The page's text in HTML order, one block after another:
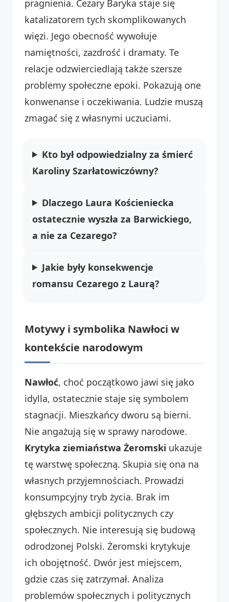
pragnienia. Cezary Baryka staje się
katalizatorem tych skomplikowanych
więzi. Jego obecność wywołuje
namiętności, zazdrość i dramaty. Te
relacje odzwierciedlają także szersze
problemy społeczne epoki. Pokazują one
konwenanse i oczekiwania. Ludzie muszą
zmagać się z własnymi uczuciami.
Kto był odpowiedzialny za śmierć
Karoliny Szarłatowiczówny?
Dlaczego Laura Kościeniecka
ostatecznie wyszła za Barwickiego,
a nie za Cezarego?
Jakie były konsekwencje
romansu Cezarego z Laurą?
Motywy i symbolika Nawłoci w
kontekście narodowym
Nawłoć, choć początkowo jawi się jako
idylla, ostatecznie staje się symbolem
stagnacji. Mieszkańcy dworu są bierni.
Nie angażują się w sprawy narodowe.
Krytyka ziemiaństwa Żeromski ukazuje
tę warstwę społeczną. Skupia się ona na
własnych przyjemnościach. Prowadzi
konsumpcyjny tryb życia. Brak im
głębszych ambicji politycznych czy
społecznych. Nie interesują się budową
odrodzonej Polski. Żeromski krytykuje
ich obojętność. Dwór jest miejscem,
gdzie czas się zatrzymał. Analiza
problemów społecznych i politycznych